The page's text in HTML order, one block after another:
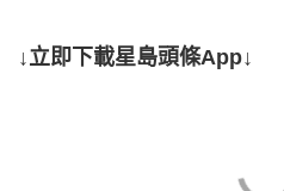
↓立即下載星島頭條App↓